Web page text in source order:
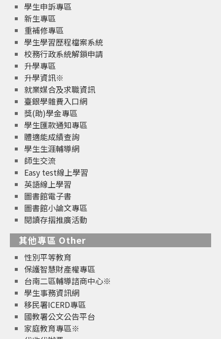
學生申訴專區
新生專區
重補修專區
學生學習歷程檔案系統
校務行政系統解鎖申請
升學專區
升學資訊※
就業媒合及求職資訊
臺銀學雜費入口網
獎(助)學金專區
學生匯款通知專區
體適能成績查詢
學生生涯輔導網
師生交流
Easy test線上學習
英語線上學習
圖書館電子書
圖書館小論文專區
閱讀存摺推廣活動
其他專區 Other
性別平等教育
保護智慧財產權專區
台南二區輔導諮商中心※
學生事務資訊網
移民署ICERD專區
國教署公文公告平台
家庭教育專區※